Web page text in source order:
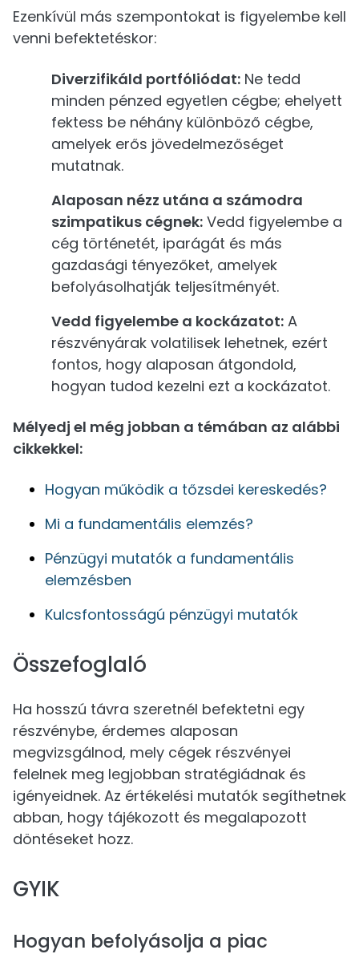
Ezenkívül más szempontokat is figyelembe kell
venni befektetéskor:
Diverzifikáld portfóliódat: Ne tedd
minden pénzed egyetlen cégbe; ehelyett
fektess be néhány különböző cégbe,
amelyek erős jövedelmezőséget
mutatnak.
Alaposan nézz utána a számodra
szimpatikus cégnek: Vedd figyelembe a
cég történetét, iparágát és más
gazdasági tényezőket, amelyek
befolyásolhatják teljesítményét.
Vedd figyelembe a kockázatot: A
részvényárak volatilisek lehetnek, ezért
fontos, hogy alaposan átgondold,
hogyan tudod kezelni ezt a kockázatot.
Mélyedj el még jobban a témában az alábbi
cikkekkel:
Hogyan működik a tőzsdei kereskedés?
Mi a fundamentális elemzés?
Pénzügyi mutatók a fundamentális
elemzésben
Kulcsfontosságú pénzügyi mutatók
Összefoglaló
Ha hosszú távra szeretnél befektetni egy
részvénybe, érdemes alaposan
megvizsgálnod, mely cégek részvényei
felelnek meg legjobban stratégiádnak és
igényeidnek. Az értékelési mutatók segíthetnek
abban, hogy tájékozott és megalapozott
döntéseket hozz.
GYIK
Hogyan befolyásolja a piac